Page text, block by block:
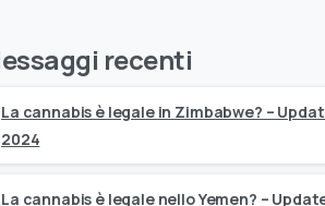
recenti
La cannabis è legale in Zimbabwe? –
2024
La cannabis è legale nello Yemen? –